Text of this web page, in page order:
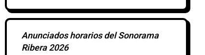
Anunciados horarios del Sonorama
Ribera 2026